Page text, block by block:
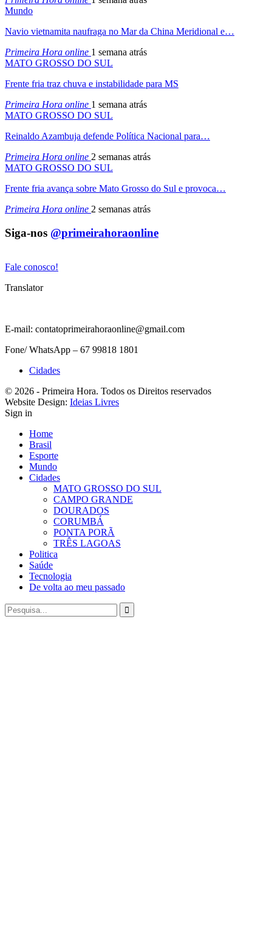
Mundo
Navio vietnamita naufraga no Mar da China Meridional e…
Primeira Hora online 1 semana atrás
MATO GROSSO DO SUL
Frente fria traz chuva e instabilidade para MS
Primeira Hora online 1 semana atrás
MATO GROSSO DO SUL
Reinaldo Azambuja defende Política Nacional para…
Primeira Hora online 2 semanas atrás
MATO GROSSO DO SUL
Frente fria avança sobre Mato Grosso do Sul e provoca…
Primeira Hora online 2 semanas atrás
Siga-nos @primeirahoraonline
Fale conosco!
Translator
E-mail: contatoprimeirahoraonline@gmail.com
Fone/ WhatsApp – 67 99818 1801
Cidades
© 2026 - Primeira Hora. Todos os Direitos reservados
Website Design: Ideias Livres
Sign in
Home
Brasil
Esporte
Mundo
Cidades
MATO GROSSO DO SUL
CAMPO GRANDE
DOURADOS
CORUMBÁ
PONTA PORÃ
TRÊS LAGOAS
Politica
Saúde
Tecnologia
De volta ao meu passado